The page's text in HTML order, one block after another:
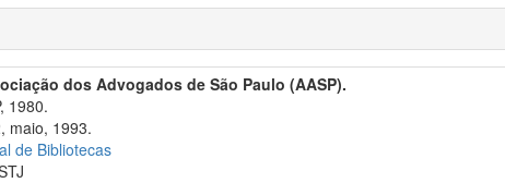
dos Advogados de São Paulo (AASP).
1980.
maio, 1993.
de Bibliotecas